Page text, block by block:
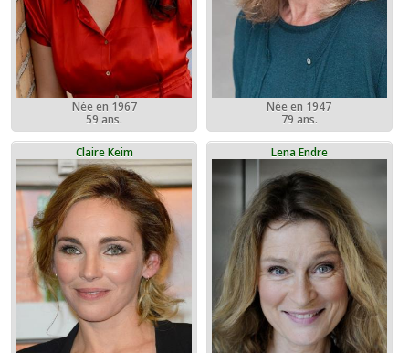
Née en 1967
59 ans.
Née en 1947
79 ans.
Claire Keim Lena Endre